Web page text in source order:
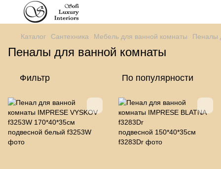
Каталог Сантехника Мебель для ванной комнаты Пеналы
Пеналы для ванной комнаты
Фильтр По популярности